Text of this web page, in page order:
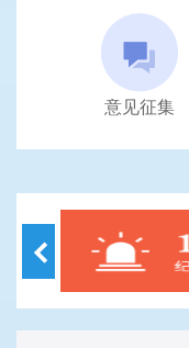
意见征集